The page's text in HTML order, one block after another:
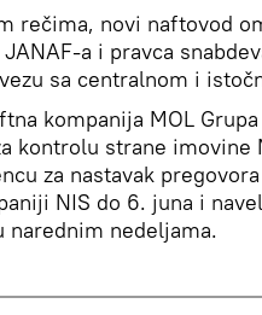
rečima, novi naftovod
a i pravca
sa centralnom i
kompanija MOL
kontrolu strane
za nastavak
NIS do 6. juna i
narednim nedeljama.